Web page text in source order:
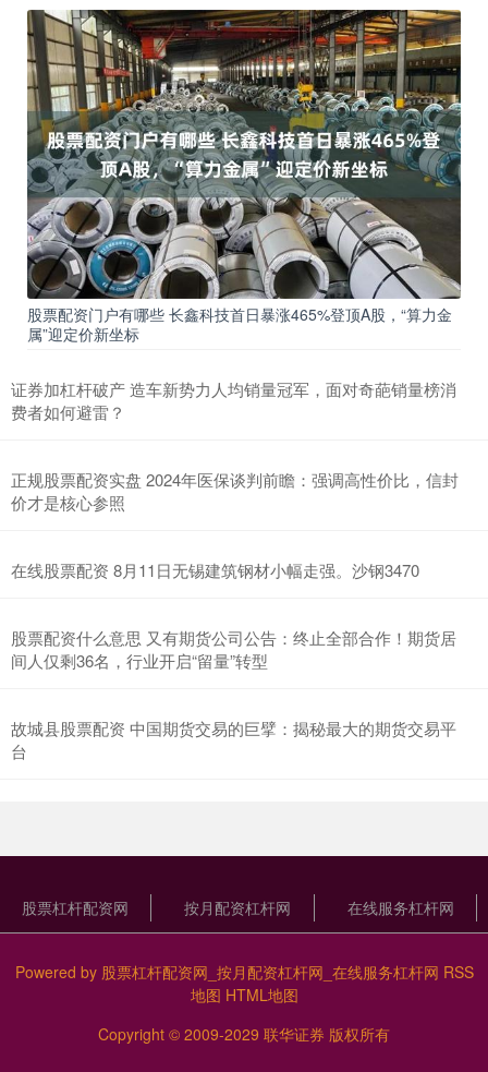
股票配资门户有哪些 长鑫科技首日暴涨465%登顶A股，“算力金
属”迎定价新坐标
证券加杠杆破产 造车新势力人均销量冠军，面对奇葩销量榜消
费者如何避雷？
正规股票配资实盘 2024年医保谈判前瞻：强调高性价比，信封
价才是核心参照
在线股票配资 8月11日无锡建筑钢材小幅走强。沙钢3470
股票配资什么意思 又有期货公司公告：终止全部合作！期货居
间人仅剩36名，行业开启“留量”转型
故城县股票配资 中国期货交易的巨擘：揭秘最大的期货交易平
台
股票杠杆配资网 按月配资杠杆网 在线服务杠杆网
Powered by 股票杠杆配资网_按月配资杠杆网_在线服务杠杆网 RSS
地图 HTML地图
Copyright © 2009-2029 联华证券 版权所有